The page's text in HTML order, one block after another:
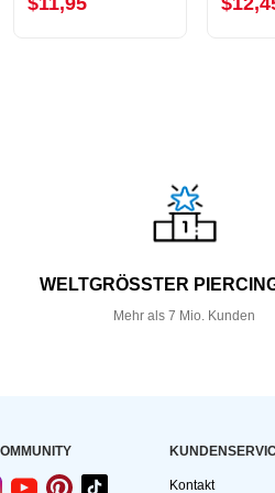
WELTGRÖSSTER
Mehr als 7 Mio. Kunden
Kontakt